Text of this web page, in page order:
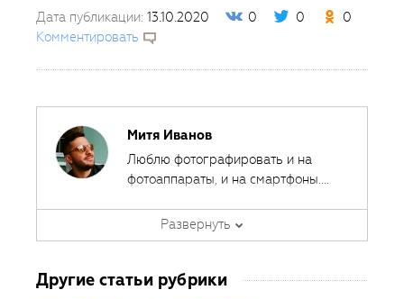
Дата публикации: 13.10.2020 0 0
0
Комментировать
Митя Иванов
Люблю фотографировать и на
фотоаппараты, и на смартфоны.
которая всегда с собой.
Автор курсов и эксперт
Fotoshkola.net
Развернуть
Другие статьи рубрики